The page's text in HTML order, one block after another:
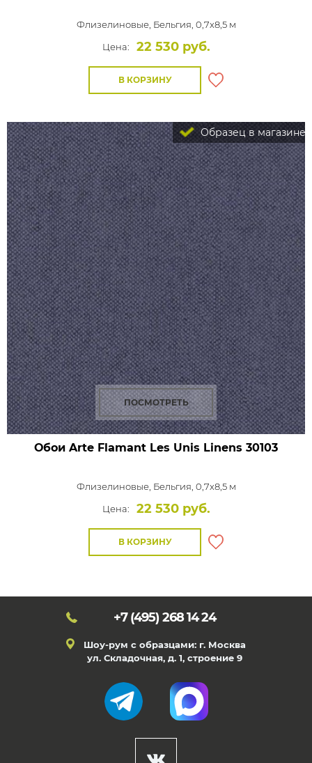
Флизелиновые, Бельгия, 0,7x8,5 м
Цена:
22 530 руб.
В КОРЗИНУ
Образец в магазине
ПОСМОТРЕТЬ
Обои Arte Flamant Les Unis Linens 30103
Флизелиновые, Бельгия, 0,7x8,5 м
Цена:
22 530 руб.
В КОРЗИНУ
+7 (495) 268 14 24
Шоу-рум с образцами: г. Москва
ул. Складочная, д. 1, строение 9